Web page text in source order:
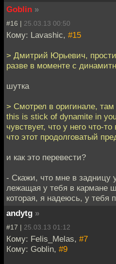
Goblin »
#16 | 25.03.13 00:50
Кому: Lavashic, #15
> Дмитрий Юрьевич,
разве в моменте с
шутка
> Смотрел в оригинале,
this is stick of dynamite in
чувствует, что у него что-
что этот продолговатый
и как это перевести?
- Скажи, что мне в задницу
лежащая у тебя в кармане
которая, я надеюсь, у тебя
andytg »
#17 | 25.03.13 01:12
Кому: Felis_Melas, #7
Кому: Goblin, #9